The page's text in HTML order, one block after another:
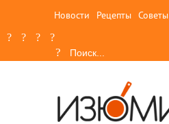
Новости Рецепты Советы